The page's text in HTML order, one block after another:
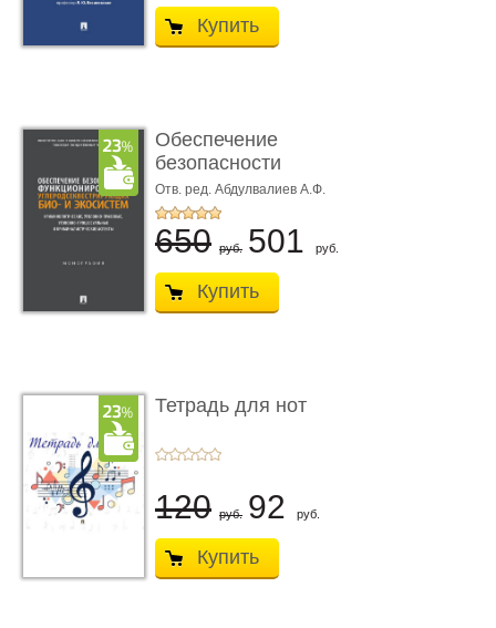
Купить
Обеспечение
безопасности
функционирования уг
...
Отв. ред. Абдулвалиев А.Ф.
650 руб. 501 руб.
Купить
Тетрадь для нот
120 руб. 92 руб.
Купить